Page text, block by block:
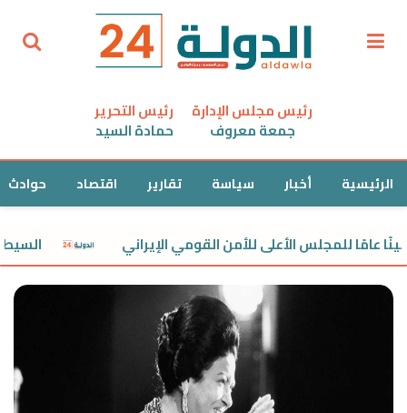
رئيس مجلس الإدارة
جمعة معروف
رئيس التحرير
حمادة السيد
الرئيسية أخبار سياسة تقارير اقتصاد حوادث
للمجلس الأعلى للأمن القومي الإيراني السيطرة